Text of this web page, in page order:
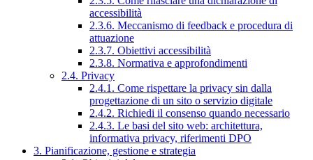
accessibilità
2.3.6. Meccanismo di feedback e procedura di
attuazione
2.3.7. Obiettivi accessibilità
2.3.8. Normativa e approfondimenti
2.4. Privacy
2.4.1. Come rispettare la privacy sin dalla
progettazione di un sito o servizio digitale
2.4.2. Richiedi il consenso quando necessario
2.4.3. Le basi del sito web: architettura,
informativa privacy, riferimenti DPO
3. Pianificazione, gestione e strategia